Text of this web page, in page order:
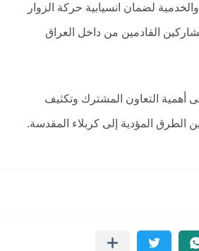
لضمان انسيابية حركة الزوار
القادمين من داخل العراق
أهمية التعاون المشترك وتكثيف
الطرق المؤدية إلى كربلاء المقدسة.